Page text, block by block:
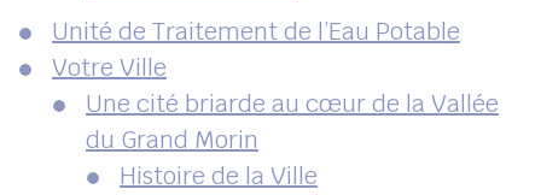
Unité de Traitement de l’Eau Potable
Votre Ville
Une cité briarde au cœur de la Vallée
du Grand Morin
Histoire de la Ville